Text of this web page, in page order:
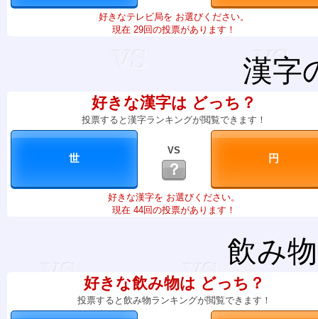
好きなテレビ局を お選びください。
現在 29回の投票があります！
漢字
好きな漢字は どっち？
投票すると漢字ランキングが閲覧できます！
VS
？
好きな漢字を お選びください。
現在 44回の投票があります！
飲み
好きな飲み物は どっち？
投票すると飲み物ランキングが閲覧できます！